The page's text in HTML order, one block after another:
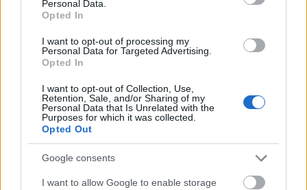
Personal Data.
Opted In
I want to opt-out of processing my
Personal Data for Targeted Advertising.
Opted In
I want to opt-out of Collection, Use,
Retention, Sale, and/or Sharing of my
Personal Data that Is Unrelated with the
Purposes for which it was collected.
Opted Out
Google consents
I want to allow Google to enable storage
autópálya útépítés M1-es autópálya
csomópont építése
Tizenegy meglévő csomópontot korszerűsít és négy új,
bővítésénél.